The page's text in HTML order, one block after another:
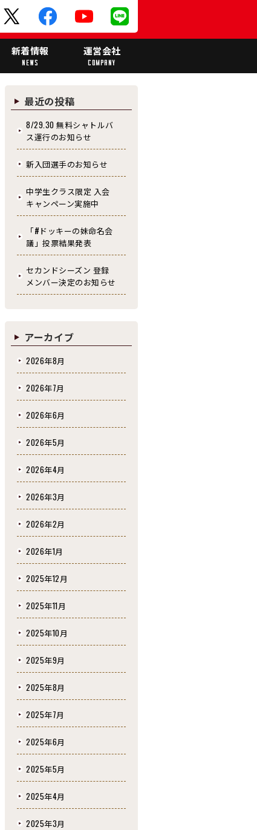
新着情報
NEWS
運営会社
COMPANY
最近の投稿
8/29.30 無料シャトルバ
ス運行のお知らせ
新入団選手のお知らせ
中学生クラス限定 入会
キャンペーン実施中
「#ドッキーの妹命名会
議」投票結果発表
セカンドシーズン 登録
メンバー決定のお知らせ
アーカイブ
2026年8月
2026年7月
2026年6月
2026年5月
2026年4月
2026年3月
2026年2月
2026年1月
2025年12月
2025年11月
2025年10月
2025年9月
2025年8月
2025年7月
2025年6月
2025年5月
2025年4月
2025年3月